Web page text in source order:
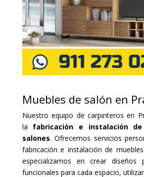
Muebles de salón en
Nuestro equipo de carpinteros en
la fabricación e instalación
salones. Ofrecemos servicios
fabricación e instalación de
especializamos en crear diseños
funcionales para cada espacio,